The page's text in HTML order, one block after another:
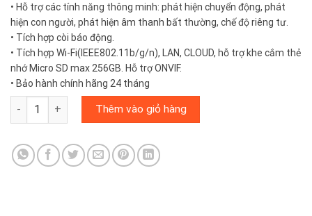
• Hỗ trợ các tính năng thông minh: phát hiện chuyển động, phát
hiện con người, phát hiện âm thanh bất thường, chế độ riêng tư.
• Tích hợp còi báo động.
• Tích hợp Wi-Fi(IEEE802.11b/g/n), LAN, CLOUD, hỗ trợ khe cắm thẻ
nhớ Micro SD max 256GB. Hỗ trợ ONVIF.
• Bảo hành chính hãng 24 tháng
IPC-A42P-D-V2 IMOU - Camera 4.0 chính hãng, thuật toán
Thêm vào giỏ hàng